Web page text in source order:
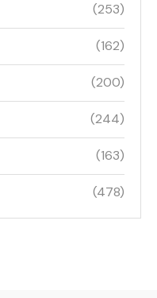
(253)
(162)
(200)
(244)
(163)
(478)